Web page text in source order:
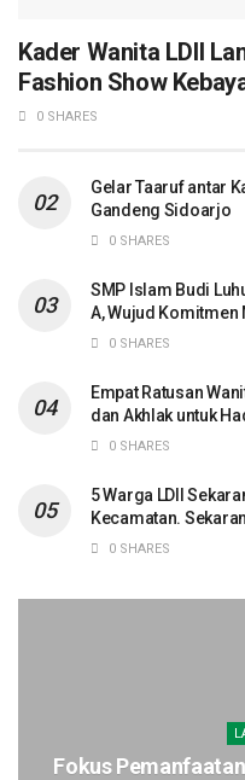
Kader Wanita LDII
Fashion Show
0 SHARES
Gelar Taaruf antar
Gandeng Sidoarjo
0 SHARES
SMP Islam Budi
A, Wujud Komitmen
0 SHARES
Empat Ratusan
dan Akhlak untuk
0 SHARES
5 Warga LDII
Kecamatan.
0 SHARES
Fokus